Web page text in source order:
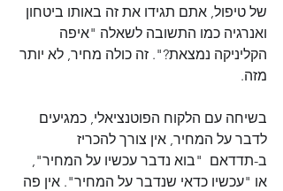
של טיפול, אתם תגידו את זה באותו ביטחון
ואנרגיה כמו התשובה לשאלה "איפה
הקליניקה נמצאת?". זה כולה מחיר, לא יותר
מזה.
בשיחה עם הלקוח הפוטנציאלי, כמגיעים
לדבר על המחיר, אין צורך להכריז
ב-תדדאם  "בוא נדבר עכשיו על המחיר",
או "עכשיו כדאי שנדבר על המחיר". אין פה